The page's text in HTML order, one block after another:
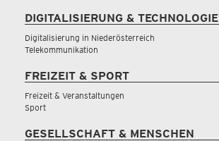
DIGITALISIERUNG & TECHNOLOGIE
Digitalisierung in Niederösterreich
Telekommunikation
FREIZEIT & SPORT
Freizeit & Veranstaltungen
Sport
GESELLSCHAFT & MENSCHEN